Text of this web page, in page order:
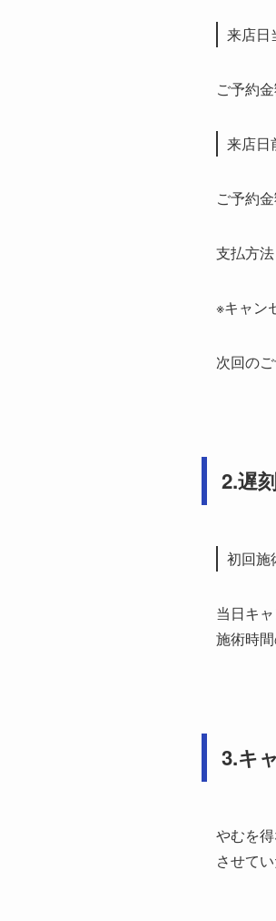
来店日
ご予約
来店日
ご予約
支払方
※キャン
次回の
2.遅
初回施
当日キ
施術時
3.キ
やむを
させて